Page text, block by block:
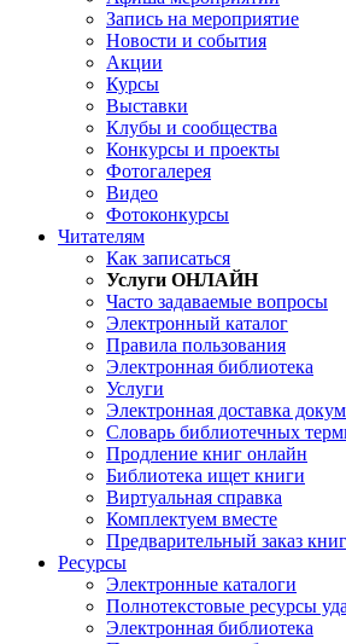
Запись на мероприятие
Новости и события
Акции
Курсы
Выставки
Клубы и сообщества
Конкурсы и проекты
Фотогалерея
Видео
Фотоконкурсы
Читателям
Как записаться
Услуги ОНЛАЙН
Часто задаваемые вопросы
Электронный каталог
Правила пользования
Электронная библиотека
Услуги
Электронная доставка
Словарь библиотечных
Продление книг онлайн
Библиотека ищет книги
Виртуальная справка
Комплектуем вместе
Предварительный заказ книг
Ресурсы
Электронные каталоги
Полнотекстовые ресурсы
Электронная библиотека